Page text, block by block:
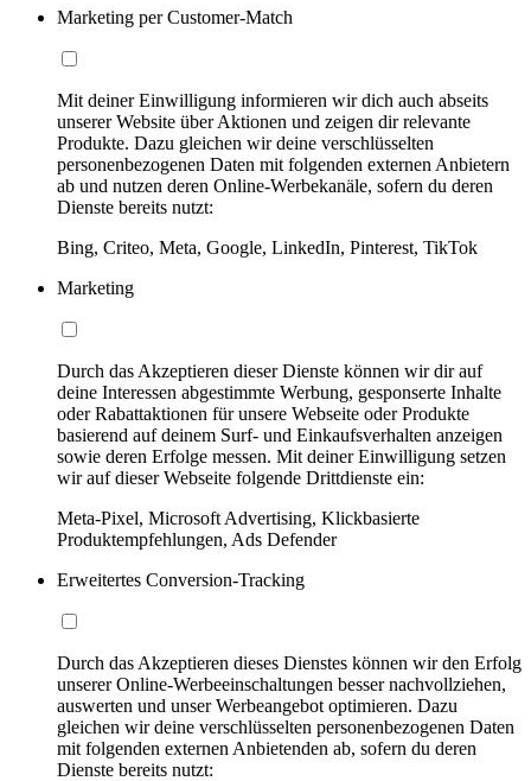
Marketing per Customer-Match
Mit deiner Einwilligung informieren wir dich auch abseits
unserer Website über Aktionen und zeigen dir relevante
Produkte. Dazu gleichen wir deine verschlüsselten
personenbezogenen Daten mit folgenden externen Anbietern
ab und nutzen deren Online-Werbekanäle, sofern du deren
Dienste bereits nutzt:
Bing, Criteo, Meta, Google, LinkedIn, Pinterest, TikTok
Marketing
Durch das Akzeptieren dieser Dienste können wir dir auf
deine Interessen abgestimmte Werbung, gesponserte Inhalte
oder Rabattaktionen für unsere Webseite oder Produkte
basierend auf deinem Surf- und Einkaufsverhalten anzeigen
sowie deren Erfolge messen. Mit deiner Einwilligung setzen
wir auf dieser Webseite folgende Drittdienste ein:
Meta-Pixel, Microsoft Advertising, Klickbasierte
Produktempfehlungen, Ads Defender
Erweitertes Conversion-Tracking
Durch das Akzeptieren dieses Dienstes können wir den Erfolg
unserer Online-Werbeeinschaltungen besser nachvollziehen,
auswerten und unser Werbeangebot optimieren. Dazu
gleichen wir deine verschlüsselten personenbezogenen Daten
mit folgenden externen Anbietenden ab, sofern du deren
Dienste bereits nutzt: